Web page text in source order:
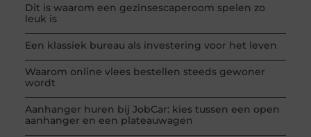
Dit is waarom een gezinsescaperoom spelen zo
leuk is
Een klassiek bureau als investering voor het leven
Waarom online vlees bestellen steeds gewoner
wordt
Aanhanger huren bij JobCar: kies tussen een open
aanhanger en een plateauwagen